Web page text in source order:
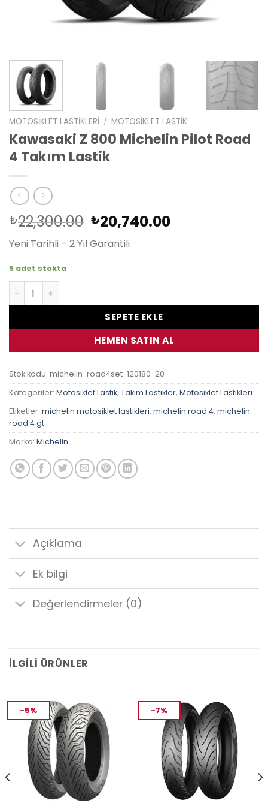
MOTOSIKLET LASTIKLERI / MOTOSIKLET LASTIK
Kawasaki Z 800 Michelin Pilot Road
4 Takım Lastik
₺22,300.00 Orijinal
fiyat:
₺22,300.00.
₺20,740.00Şu
Yeni Tarihli – 2 Yıl Garantili
5 adet stokta
Kawasaki Z 800 Michelin Pilot Road 4 Takım Lastik adet
SEPETE EKLE
HEMEN SATIN AL
Stok kodu: michelin-road4set-120180-20
Kategoriler: Motosiklet Lastik, Takım Lastikler, Motosiklet Lastikleri
Etiketler: michelin motosiklet lastikleri, michelin road 4, michelin
road 4 gt
Marka: Michelin
Açıklama
Ek bilgi
Değerlendirmeler (0)
İLGILI ÜRÜNLER
-5% -7%